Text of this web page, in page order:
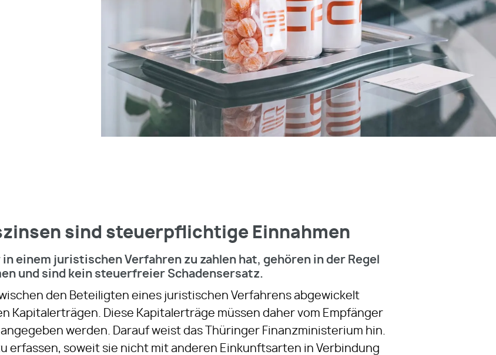
sind steuerpflichtige Einnahmen
einem juristischen Verfahren zu zahlen hat, gehören in der Regel
und sind kein steuerfreier Schadensersatz.
den Beteiligten eines juristischen Verfahrens abgewickelt
Kapitalerträgen. Diese Kapitalerträge müssen daher vom Empfänger
werden. Darauf weist das Thüringer Finanzministerium hin.
erfassen, soweit sie nicht mit anderen Einkunftsarten in Verbindung